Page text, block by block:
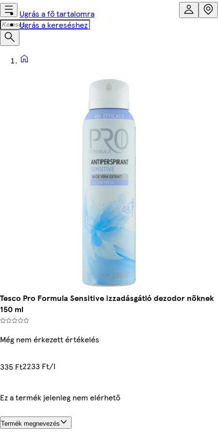
Ugrás a fő tartalomra
Ugrás a kereséshez
Tesco Pro Formula Sensitive izzadásgátló dezodor nőknek
150 ml
Még nem érkezett értékelés
335 Ft2233 Ft/l
Ez a termék jelenleg nem elérhető
Termék megnevezés